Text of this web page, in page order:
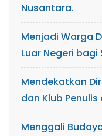
Nusantara.
Menjadi Warga
Luar Negeri bagi
Mendekatkan
dan Klub Penulis
Menggali